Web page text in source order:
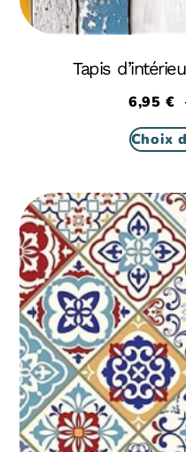
Tapis
6,95€
Choix